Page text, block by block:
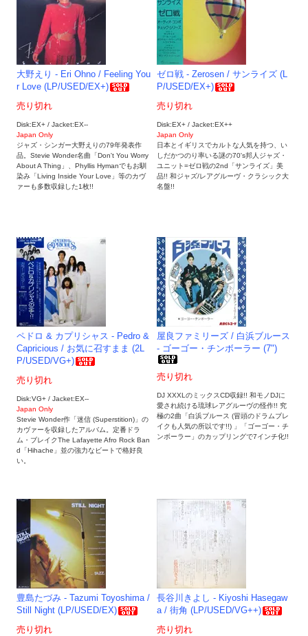
大野えり - Eri Ohno / Feeling You
r Love (LP/USED/EX+)
売り切れ
Disk:EX+ / Jacket:EX--
Japan Only
ジャズ・シンガー大野えりの79年発表作
品。Stevie Wonder名曲「Don't You Worry
About A Thing」、Phyllis Hymanでもお馴
染み「Living Inside Your Love」等のカヴ
ァーも多数収録した1枚!!
ゼロ戦 - Zerosen / サンライズ (L
P/USED/EX+)
売り切れ
Disk:EX+ / Jacket:EX++
Japan Only
日本とイギリスでカルトな人気を持つ、い
しだかつのり率いる謎の70's邦人ジャズ・
ユニット=ゼロ戦の2nd「サンライズ」美
品!! 和ジャズ/レアグルーヴ・クラシック大
名盤!!
ペドロ & カプリシャス - Pedro &
Capricious / お気に召すまま (2L
P/USED/VG+)
売り切れ
Disk:VG+ / Jacket:EX--
Japan Only
Stevie Wonder作「迷信 (Superstition)」の
カヴァーを収録したアルバム。定番ドラ
ム・ブレイクThe Lafayette Afro Rock Ban
d「Hihache」並の強力なビートで格好良
い。
屋良ファミリーズ / 白浜ブルース
- ゴーゴー・チンボーラー (7")
売り切れ
DJ XXXLのミックスCD収録!! 和モノDJに
愛され続ける琉球レアグルーヴの怪作!! 究
極の2曲「白浜ブルース (冒頭のドラムブレ
イクも人気の所以です!!) 」「ゴーゴー・チ
ンボーラー」のカップリングで7インチ化!!
豊島たづみ - Tazumi Toyoshima /
Still Night (LP/USED/EX)
売り切れ
長谷川きよし - Kiyoshi Hasegaw
a / 街角 (LP/USED/VG++)
売り切れ